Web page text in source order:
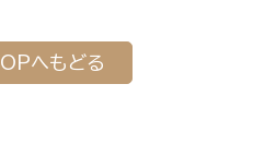
へもどる